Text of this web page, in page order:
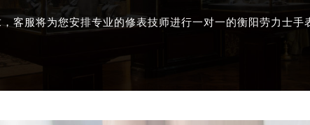
后服务中心（需提前预约）
务中心（需提前预约）
叉口劳力士售后服务中心（需提前预约）
表维修授权店1楼劳力士售后服务中心（需提前预约）
客服将为您安排专业的修表技师进行一对一的衡阳劳力士手